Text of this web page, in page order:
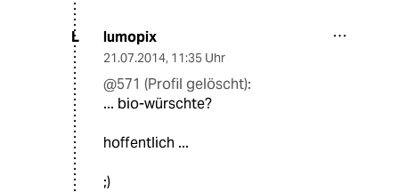
L lumopix
21.07.2014, 11:35 Uhr
@571 (Profil gelöscht):
... bio-würschte?
hoffentlich ...
;)